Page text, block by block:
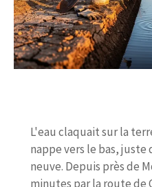
L'eau claquait sur la
nappe vers le bas,
neuve. Depuis près de
minutes par la route de